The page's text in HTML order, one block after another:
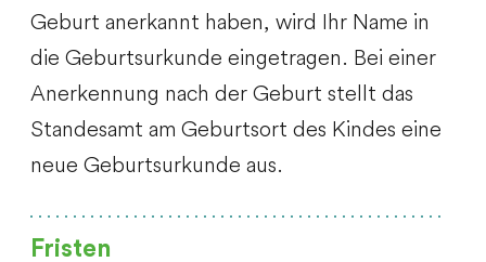
Geburt anerkannt haben, wird Ihr Name in
die Geburtsurkunde eingetragen. Bei einer
Anerkennung nach der Geburt stellt das
Standesamt am Geburtsort des Kindes eine
neue Geburtsurkunde aus.
Fristen